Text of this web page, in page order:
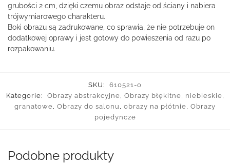
grubości 2 cm, dzięki czemu obraz odstaje od ściany i nabiera
trójwymiarowego charakteru.
Boki obrazu są zadrukowane, co sprawia, że nie potrzebuje on
dodatkowej oprawy i jest gotowy do powieszenia od razu po
rozpakowaniu.
SKU:
610521-o
Kategorie:
Obrazy abstrakcyjne, Obrazy błękitne, niebieskie,
granatowe, Obrazy do salonu , obrazy na płótnie, Obrazy
pojedyncze
Podobne produkty